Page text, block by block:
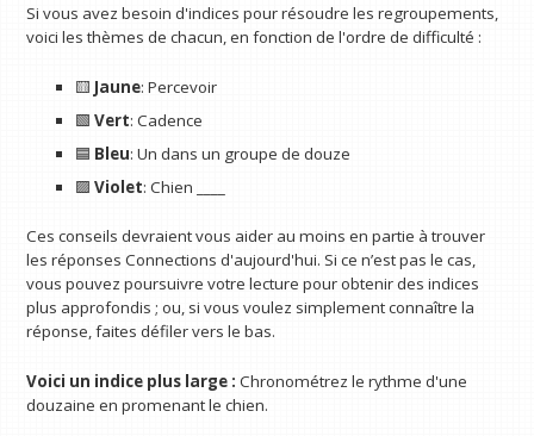
Si vous avez besoin d'indices pour résoudre les regroupements,
voici les thèmes de chacun, en fonction de l'ordre de difficulté :
🟨 Jaune: Percevoir
🟩 Vert: Cadence
🟦 Bleu: Un dans un groupe de douze
🟪 Violet: Chien ____
Ces conseils devraient vous aider au moins en partie à trouver
les réponses Connections d'aujourd'hui. Si ce n’est pas le cas,
vous pouvez poursuivre votre lecture pour obtenir des indices
plus approfondis ; ou, si vous voulez simplement connaître la
réponse, faites défiler vers le bas.
Voici un indice plus large :Chronométrez le rythme d'une
douzaine en promenant le chien.